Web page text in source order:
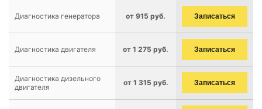
Диагностика генератора от 915 руб. Записаться
Диагностика двигателя от 1 275 руб. Записаться
Диагностика дизельного
двигателя
от 1 315 руб. Записаться